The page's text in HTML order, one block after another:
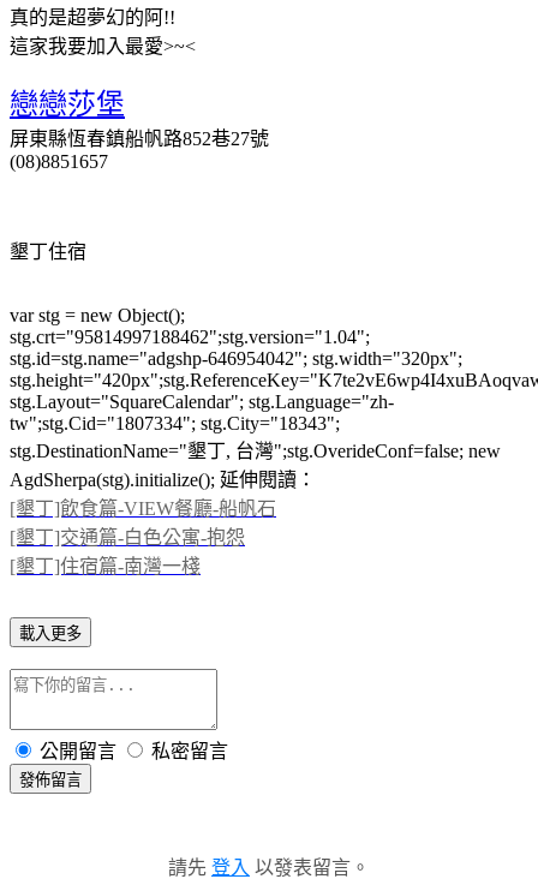
真的是超夢幻的阿!!
這家我要加入最愛>~<
戀戀莎堡
屏東縣恆春鎮船帆路852巷27號
(08)8851657
墾丁住宿
var stg = new Object();
stg.crt="95814997188462";stg.version="1.04";
stg.id=stg.name="adgshp-646954042"; stg.width="320px";
stg.Layout="SquareCalendar"; stg.Language="zh-
tw";stg.Cid="1807334"; stg.City="18343";
stg.DestinationName="墾丁, 台灣";stg.OverideConf=false; new
AgdSherpa(stg).initialize(); 延伸閱讀：
[墾丁]飲食篇-VIEW餐廳-船帆石
[墾丁]交通篇-白色公寓-抱怨
[墾丁]住宿篇-南灣一棧
載入更多
公開留言 私密留言
發佈留言
請先 登入 以發表留言。